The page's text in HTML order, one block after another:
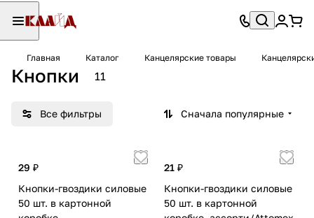
Главная Каталог Канцелярские товары
Кнопки 11
Все фильтры Сначала популярные
29 ₽
Кнопки-гвоздики силовые
50 шт. в картонной
21 ₽
Кнопки-гвоздики силовые
50 шт. в картонной